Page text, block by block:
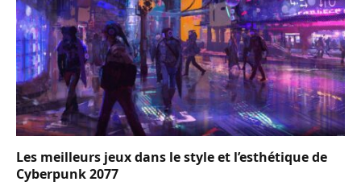
Les meilleurs jeux dans le style et l’esthétique de
Cyberpunk 2077